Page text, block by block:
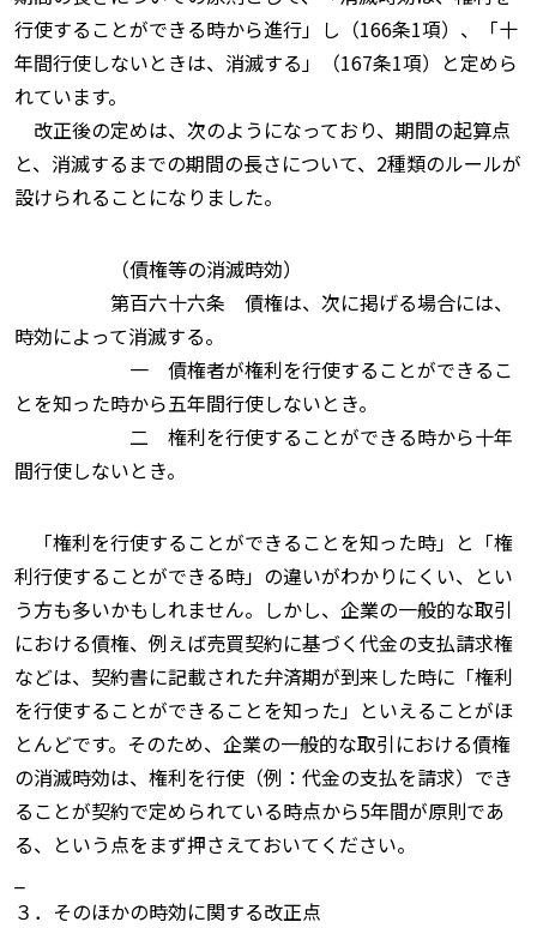
行使することができる時から進行」し（166条1項）、「十
年間行使しないときは、消滅する」（167条1項）と定めら
れています。
改正後の定めは、次のようになっており、期間の起算点
と、消滅するまでの期間の長さについて、2種類のルールが
設けられることになりました。
（債権等の消滅時効）
第百六十六条 債権は、次に掲げる場合には、
時効によって消滅する。
一 債権者が権利を行使することができるこ
とを知った時から五年間行使しないとき。
二 権利を行使することができる時から十年
間行使しないとき。
「権利を行使することができることを知った時」と「権
利行使することができる時」の違いがわかりにくい、とい
う方も多いかもしれません。しかし、企業の一般的な取引
における債権、例えば売買契約に基づく代金の支払請求権
などは、契約書に記載された弁済期が到来した時に「権利
を行使することができることを知った」といえることがほ
とんどです。そのため、企業の一般的な取引における債権
の消滅時効は、権利を行使（例：代金の支払を請求）でき
ることが契約で定められている時点から5年間が原則であ
る、という点をまず押さえておいてください。
３．そのほかの時効に関する改正点